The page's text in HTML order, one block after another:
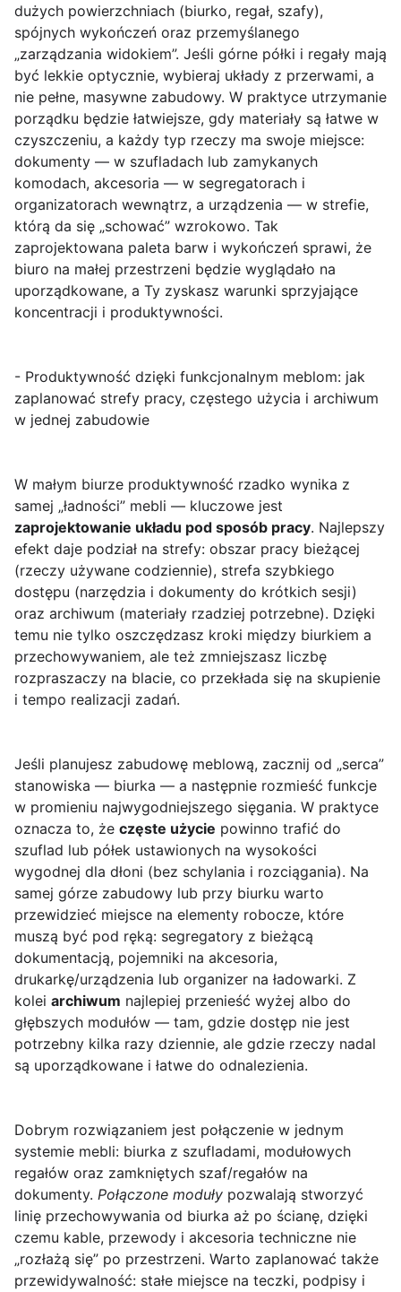
dużych powierzchniach (biurko, regał, szafy),
spójnych wykończeń oraz przemyślanego
„zarządzania widokiem”. Jeśli górne półki i regały mają
być lekkie optycznie, wybieraj układy z przerwami, a
nie pełne, masywne zabudowy. W praktyce utrzymanie
porządku będzie łatwiejsze, gdy materiały są łatwe w
czyszczeniu, a każdy typ rzeczy ma swoje miejsce:
dokumenty — w szufladach lub zamykanych
komodach, akcesoria — w segregatorach i
organizatorach wewnątrz, a urządzenia — w strefie,
którą da się „schować” wzrokowo. Tak
zaprojektowana paleta barw i wykończeń sprawi, że
biuro na małej przestrzeni będzie wyglądało na
uporządkowane, a Ty zyskasz warunki sprzyjające
koncentracji i produktywności.
- Produktywność dzięki funkcjonalnym meblom: jak
zaplanować strefy pracy, częstego użycia i archiwum
w jednej zabudowie
W małym biurze produktywność rzadko wynika z
samej „ładności” mebli — kluczowe jest
zaprojektowanie układu pod sposób pracy. Najlepszy
efekt daje podział na strefy: obszar pracy bieżącej
(rzeczy używane codziennie), strefa szybkiego
dostępu (narzędzia i dokumenty do krótkich sesji)
oraz archiwum (materiały rzadziej potrzebne). Dzięki
temu nie tylko oszczędzasz kroki między biurkiem a
przechowywaniem, ale też zmniejszasz liczbę
rozpraszaczy na blacie, co przekłada się na skupienie
i tempo realizacji zadań.
Jeśli planujesz zabudowę meblową, zacznij od „serca”
stanowiska — biurka — a następnie rozmieść funkcje
w promieniu najwygodniejszego sięgania. W praktyce
oznacza to, że częste użycie powinno trafić do
szuflad lub półek ustawionych na wysokości
wygodnej dla dłoni (bez schylania i rozciągania). Na
samej górze zabudowy lub przy biurku warto
przewidzieć miejsce na elementy robocze, które
muszą być pod ręką: segregatory z bieżącą
dokumentacją, pojemniki na akcesoria,
drukarkę/urządzenia lub organizer na ładowarki. Z
kolei archiwum najlepiej przenieść wyżej albo do
głębszych modułów — tam, gdzie dostęp nie jest
potrzebny kilka razy dziennie, ale gdzie rzeczy nadal
są uporządkowane i łatwe do odnalezienia.
Dobrym rozwiązaniem jest połączenie w jednym
systemie mebli: biurka z szufladami, modułowych
regałów oraz zamkniętych szaf/regałów na
dokumenty. Połączone moduły pozwalają stworzyć
linię przechowywania od biurka aż po ścianę, dzięki
czemu kable, przewody i akcesoria techniczne nie
„rozłażą się” po przestrzeni. Warto zaplanować także
przewidywalność: stałe miejsce na teczki, podpisy i